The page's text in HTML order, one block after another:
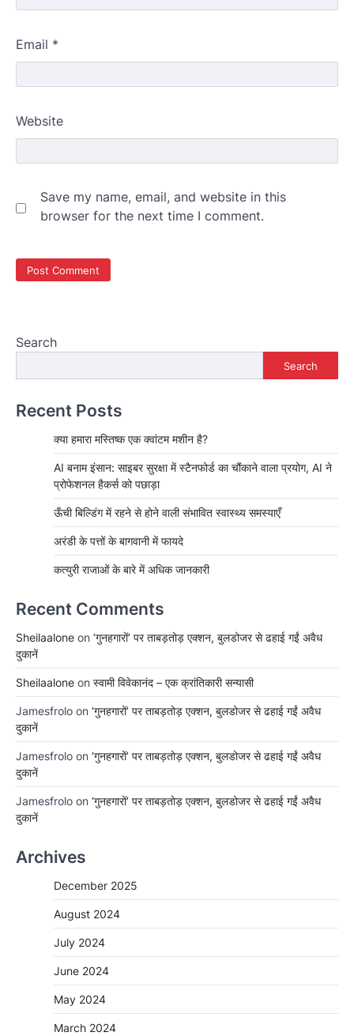
Email *
Website
Save my name, email, and website in this
browser for the next time I comment.
Search
Search
Recent Posts
क्या हमारा मस्तिष्क एक क्वांटम मशीन है?
AI बनाम इंसान: साइबर सुरक्षा में स्टैनफोर्ड का चौंकाने वाला प्रयोग, AI ने
प्रोफेशनल हैकर्स को पछाड़ा
ऊँची बिल्डिंग में रहने से होने वाली संभावित स्वास्थ्य समस्याएँ
अरंडी के पत्तों के बागवानी में फायदे
कत्युरी राजाओं के बारे में अधिक जानकारी
Recent Comments
Sheilaalone on ‘गुनहगारों’ पर ताबड़तोड़ एक्शन, बुलडोजर से ढहाई गईं अवैध
दुकानें
Sheilaalone on स्वामी विवेकानंद – एक क्रांतिकारी सन्यासी
Jamesfrolo on ‘गुनहगारों’ पर ताबड़तोड़ एक्शन, बुलडोजर से ढहाई गईं अवैध
दुकानें
Jamesfrolo on ‘गुनहगारों’ पर ताबड़तोड़ एक्शन, बुलडोजर से ढहाई गईं अवैध
दुकानें
Jamesfrolo on ‘गुनहगारों’ पर ताबड़तोड़ एक्शन, बुलडोजर से ढहाई गईं अवैध
दुकानें
Archives
December 2025
August 2024
July 2024
June 2024
May 2024
March 2024